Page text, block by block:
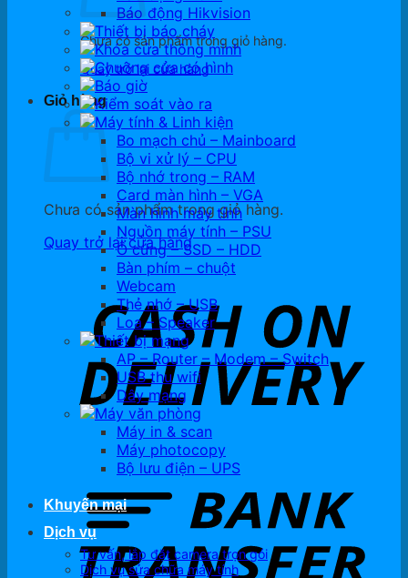
Chưa có sản phẩm trong giỏ hàng.
Quay trở lại cửa hàng
Giỏ hàng
Chưa có sản phẩm trong giỏ hàng.
Quay trở lại cửa hàng
Báo động Hikvision
Thiết bị báo cháy
Khóa cửa thông minh
Chuông cửa có hình
Báo giờ
Kiểm soát vào ra
Máy tính & Linh kiện
Bo mạch chủ – Mainboard
Bộ vi xử lý – CPU
Bộ nhớ trong – RAM
Card màn hình – VGA
Màn hình máy tính
Nguồn máy tính – PSU
Ổ cứng – SSD – HDD
Bàn phím – chuột
Webcam
Thẻ nhớ – USB
Loa – Speaker
Thiết bị mạng
AP – Router – Modem – Switch
USB thu wifi
Dây mạng
Máy văn phòng
Máy in & scan
Máy photocopy
Bộ lưu điện – UPS
Khuyến mại
Dịch vụ
Tư vấn, lắp đặt camera trọn gói
Dịch vụ sửa chữa máy tính